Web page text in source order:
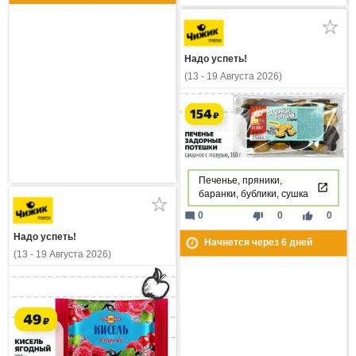
Надо успеть!
(13 - 19 Августа 2026)
Печенье, пряники,
баранки, бублики, сушка
thumb_down 0 thumb_up 0
mode_comment 0
Начнется через 6дней
Надо успеть!
(13 - 19 Августа 2026)